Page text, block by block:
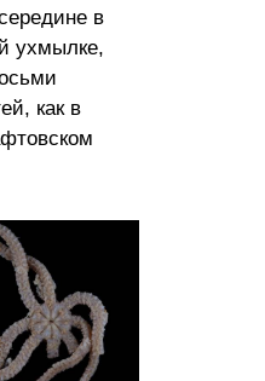
в
ухмылке,
как в